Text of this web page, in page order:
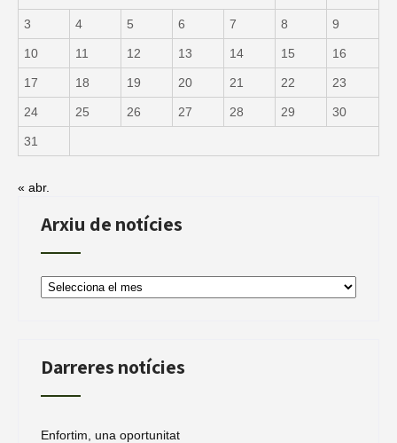
3 4 5 6 7 8 9
10 11 12 13 14 15 16
17 18 19 20 21 22 23
24 25 26 27 28 29 30
31
« abr.
Arxiu de notícies
Arxiu
de
Darreres notícies
Enfortim, una oportunitat